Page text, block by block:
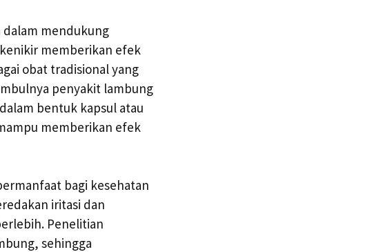
dalam mendukung
memberikan efek
obat tradisional yang
penyakit lambung
bentuk kapsul atau
memberikan efek
bagi kesehatan
iritasi dan
Penelitian
sehingga